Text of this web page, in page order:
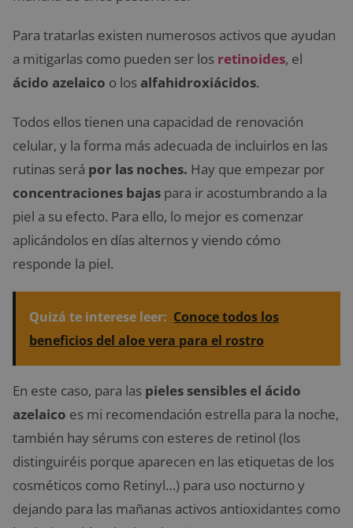
Para tratarlas existen numerosos activos que ayudan
a mitigarlas como pueden ser los retinoides, el
ácido azelaico o los alfahidroxiácidos.
Todos ellos tienen una capacidad de renovación
celular, y la forma más adecuada de incluirlos en las
rutinas será por las noches. Hay que empezar por
concentraciones bajas para ir acostumbrando a la
piel a su efecto. Para ello, lo mejor es comenzar
aplicándolos en días alternos y viendo cómo
responde la piel.
Quizá te interese leer: Conoce todos los
beneficios del aloe vera para el rostro
En este caso, para las pieles sensibles el ácido
azelaico es mi recomendación estrella para la noche,
también hay sérums con esteres de retinol (los
distinguiréis porque aparecen en las etiquetas de los
cosméticos como Retinyl…) para uso nocturno y
dejando para las mañanas activos antioxidantes como